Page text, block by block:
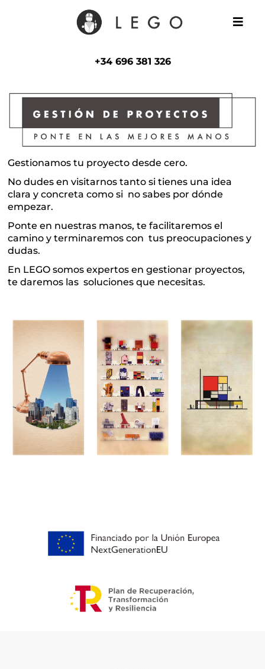
+34 696 381 326
Gestionamos tu proyecto desde cero.
No dudes en visitarnos tanto si tienes una idea
clara y concreta como si no sabes por dónde
empezar.
Ponte en nuestras manos, te facilitaremos el
camino y terminaremos con tus preocupaciones y
dudas.
En LEGO somos expertos en gestionar proyectos,
te daremos las soluciones que necesitas.